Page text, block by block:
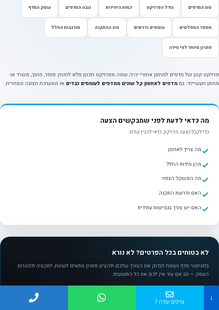
סוג המדפים גודל הפרויקט כמות היחידות גובה המדפים עומק המדף
מספר המפלסים עומסים נדרשים סוג ההתקנה מורכבות החלל
פתרון מיוחד לפי מידה
פרויקט קטן של מדפים למחסן אחורי יהיה שונה מפרויקט תכנון מלא לחנות, סופר, מוסך, משרד או
מחסן תעשייתי. גם מדפים לאחסון קל שונים ממדפים לעומסים כבדים או ממערכת תצוגה מסחרית.
מה כדאי לדעת לפני שמבקשים הצעה
כדי לקבל הצעה מדויקת, כדאי להבין קודם:
מה צריך לאחסן
מהן מידות החלל
מה המשקל הצפוי
האם נדרשת התקנה
האם יש צורך בגמישות עתידית
לא בטוחים בכל הפרטים? לא נורא
בלוגיסטי מדף נשמח לבדוק את הצורך שלכם ולהציע פתרון מתאים לשטח, לתקציב ולמטרות
העסק — גם אם עוד אין לכם את כל התשובות.
לקבלת הצעת מחיר בוואטסאפ
↓ צריכים עזרה ?